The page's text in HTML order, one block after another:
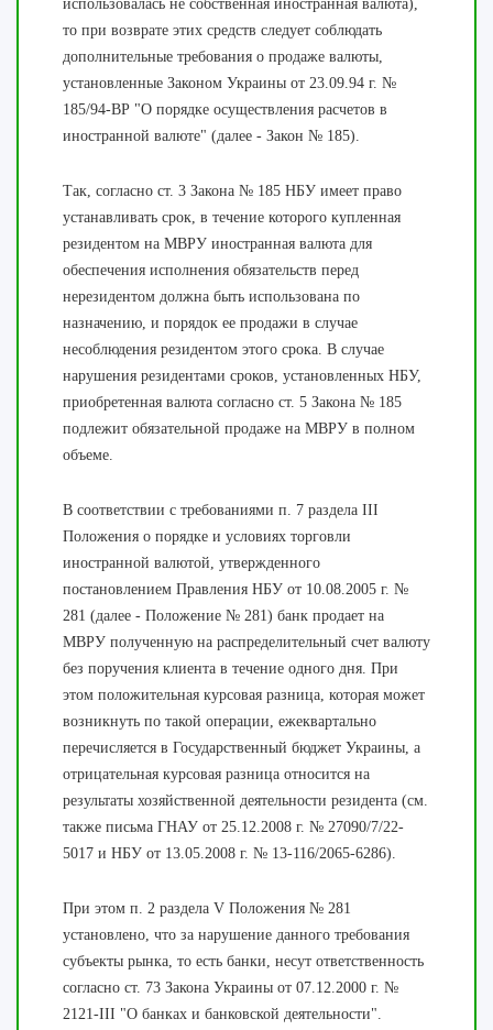
использовалась не собственная иностранная валюта),
то при возврате этих средств следует соблюдать
дополнительные требования о продаже валюты,
установленные Законом Украины от 23.09.94 г. №
185/94-ВР "О порядке осуществления расчетов в
иностранной валюте" (далее - Закон № 185).
Так, согласно ст. 3 Закона № 185 НБУ имеет право
устанавливать срок, в течение которого купленная
резидентом на МВРУ иностранная валюта для
обеспечения исполнения обязательств перед
нерезидентом должна быть использована по
назначению, и порядок ее продажи в случае
несоблюдения резидентом этого срока. В случае
нарушения резидентами сроков, установленных НБУ,
приобретенная валюта согласно ст. 5 Закона № 185
подлежит обязательной продаже на МВРУ в полном
объеме.
В соответствии с требованиями п. 7 раздела III
Положения о порядке и условиях торговли
иностранной валютой, утвержденного
постановлением Правления НБУ от 10.08.2005 г. №
281 (далее - Положение № 281) банк продает на
МВРУ полученную на распределительный счет валюту
без поручения клиента в течение одного дня. При
этом положительная курсовая разница, которая может
возникнуть по такой операции, ежеквартально
перечисляется в Государственный бюджет Украины, а
отрицательная курсовая разница относится на
результаты хозяйственной деятельности резидента (см.
также письма ГНАУ от 25.12.2008 г. № 27090/7/22-
5017 и НБУ от 13.05.2008 г. № 13-116/2065-6286).
При этом п. 2 раздела V Положения № 281
установлено, что за нарушение данного требования
субъекты рынка, то есть банки, несут ответственность
согласно ст. 73 Закона Украины от 07.12.2000 г. №
2121-III "О банках и банковской деятельности".